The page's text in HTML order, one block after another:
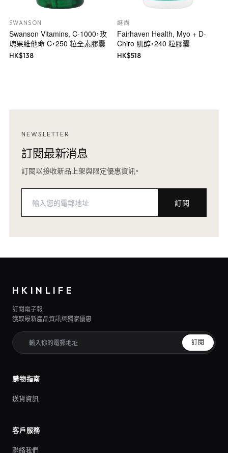
SWANSON
Swanson Vitamins, C-1000，玫
瑰果維他命 C，250 粒全素膠囊
HK$138
謎尚
Fairhaven Health, Myo + D-
Chiro 肌醇，240 粒膠囊
HK$518
NEWSLETTER
訂閱最新消息
訂閱以接收新品上架與限定優惠資訊。
訂閱
HKINLIFE
訂閱電子報
獲取最新產品資訊與獨家優惠
訂閱
購物指南
送貨資訊
客戶服務
聯絡我們